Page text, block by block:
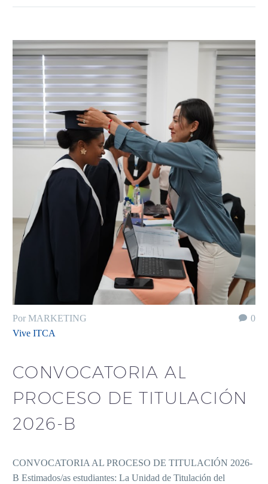
0
Por MARKETING
Vive ITCA
CONVOCATORIA AL
PROCESO DE TITULACIÓN
2026-B
CONVOCATORIA AL PROCESO DE TITULACIÓN 2026-
B Estimados/as estudiantes: La Unidad de Titulación del